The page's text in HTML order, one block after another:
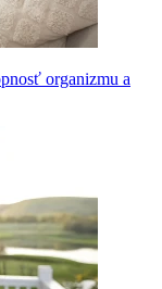
organizmu a